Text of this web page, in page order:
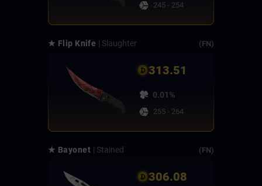
245 - 254
★ Flip Knife | Slaughter (FN)
313.51
0.01%
255 - 264
★ Bayonet | Stained (FN)
306.08